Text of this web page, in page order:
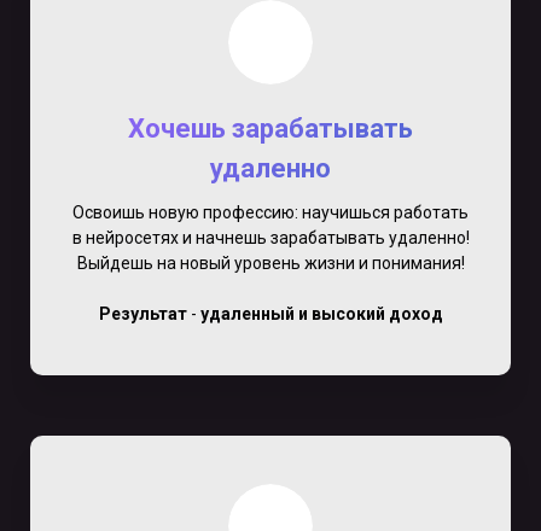
Хочешь зарабатывать
удаленно
Освоишь новую профессию: научишься работать
в нейросетях и начнешь зарабатывать удаленно!
Выйдешь на новый уровень жизни и понимания!
Результат- удаленный и высокий доход